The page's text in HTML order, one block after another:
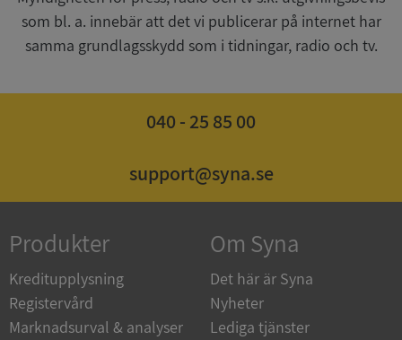
som bl. a. innebär att det vi publicerar på internet har
samma grundlagsskydd som i tidningar, radio och tv.
040 - 25 85 00
support@syna.se
Produkter
Kreditupplysning
Registervård
Marknadsurval & analyser
Om Syna
Det här är Syna
Nyheter
Lediga tjänster
Corporation
upplysningar.syna.se
.syna.se